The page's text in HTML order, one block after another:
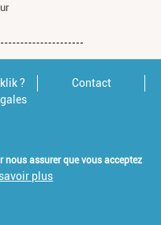
?
Contact
assurer que vous acceptez
plus